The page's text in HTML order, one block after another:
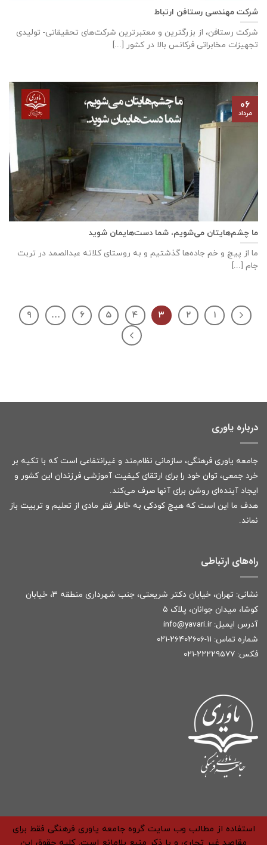
شرکت مهندسی رستافن ارتباط
شرکت رستافن، از بزرگترين و معتبرترين شركت‌های تحقیقاتی- توليدی
تجهيزات مخابراتی فركانس بالا در كشور [...]
ما چشم‌هایتان می‌شویم، شما دست‌هایمان شوید
ما از پیچ و خم جاده‌ها گذشتیم و به روستای کلاته عبدالصمد در تربت
‌‌‌‌جام [...]
۰۶
مرداد
۱ ۲ ۳ ۴ ۵ ۶ … ۹
درباره یاوری
جامعه یاوری فرهنگی، سازمانی نظام‌مند و غیرانتفاعی است که با تکیه بر
خرد جمعی، توان خود را برای ارتقای کیفیت آموزشی فرزندان این کشور و
ایجاد آینده‌ای روشن برای آنها صرف می‌کند.
هدف ما این است که هیچ کودکی به خاطر فقر مادی از تعلیم و تربیت باز
نماند.
راه‌های ارتباطی
نشانی: تهران، خیابان دکتر شریعتی، جنب شهرداری منطقه ۳، خیابان
کوشا، میدان جوانان، پلاک ۵
آدرس ایمیل: info@yavari.ir
شماره تماس: ۱۱-۲۶۴۰۲۶۰۶-۰۲۱
فکس: ۲۲۲۲۹۵۷۷-۰۲۱
استفاده از مطالب وب سایت گروه جامعه یاوری فرهنگی فقط برای